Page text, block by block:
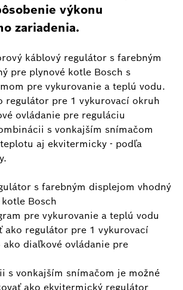
výkonu
zariadenia.
káblový regulátor s farebným
pre plynové kotle Bosch s
pre vykurovanie a teplú vodu.
regulátor pre 1 vykurovací okruh
ovládanie pre reguláciu
s vonkajším snímačom
aj ekvitermicky - podľa
s farebným displejom vhodný
Bosch
pre vykurovanie a teplú vodu
ako regulátor pre 1 vykurovací
diaľkové ovládanie pre
s vonkajším snímačom je možné
ako ekvitermický regulátor